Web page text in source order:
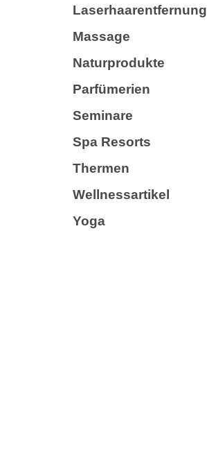
Laserhaarentfernung
Massage
Naturprodukte
Parfümerien
Seminare
Spa Resorts
Thermen
Wellnessartikel
Yoga